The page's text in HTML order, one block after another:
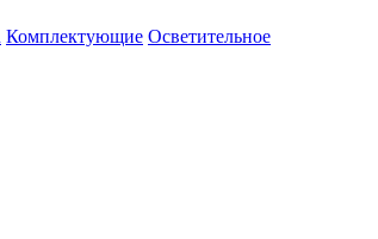
Комплектующие Осветительное